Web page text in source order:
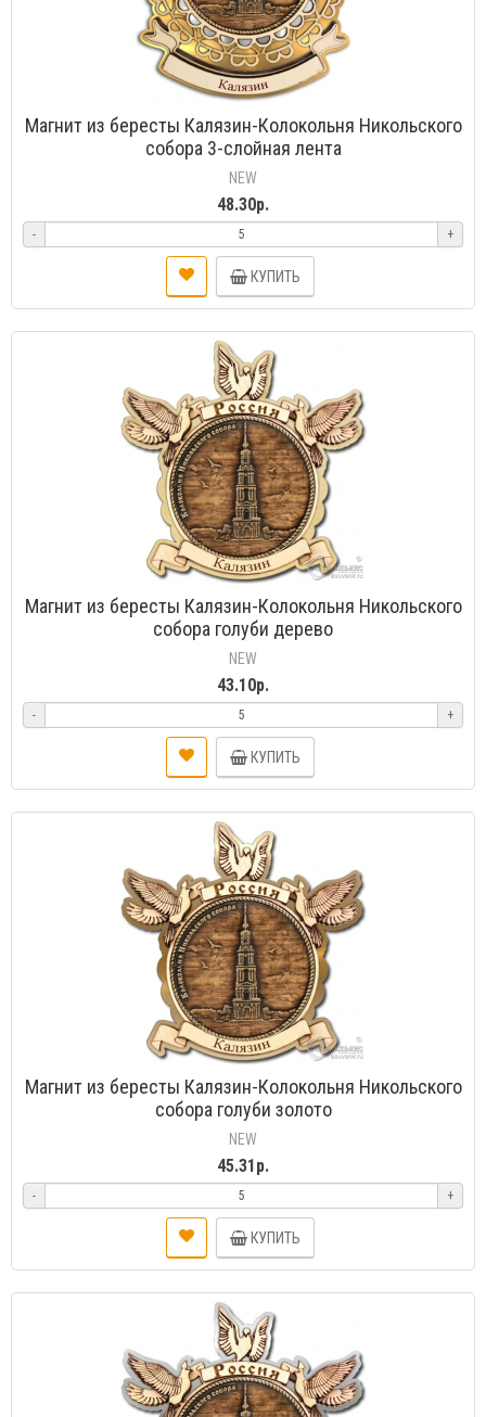
Магнит из бересты Калязин-Колокольня Никольского
собора 3-слойная лента
NEW
48.30р.
- +
КУПИТЬ
Магнит из бересты Калязин-Колокольня Никольского
собора голуби дерево
NEW
43.10р.
- +
КУПИТЬ
Магнит из бересты Калязин-Колокольня Никольского
собора голуби золото
NEW
45.31р.
- +
КУПИТЬ